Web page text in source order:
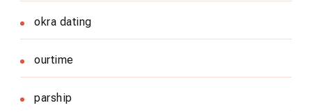
okra dating
ourtime
parship